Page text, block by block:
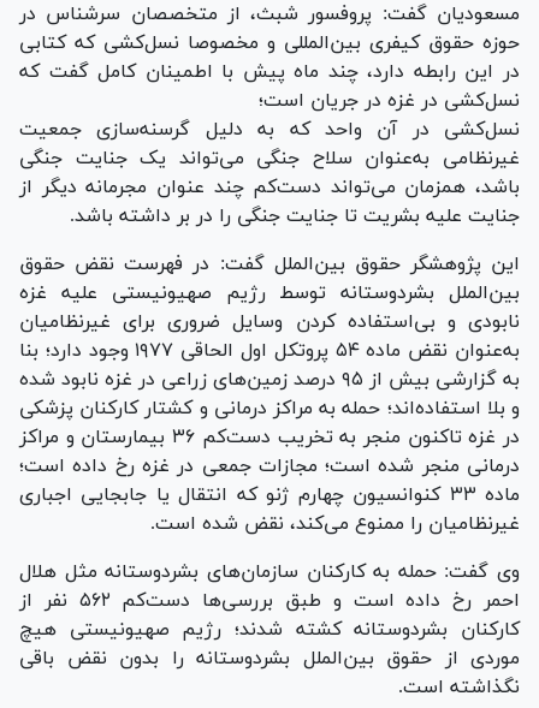
مسعودیان گفت: پروفسور شبث، از متخصصان سرشناس در
حوزه حقوق کیفری بین‌المللی و مخصوصا نسل‌کشی که کتابی
در این رابطه دارد، چند ماه پیش با اطمینان کامل گفت که
نسل‌کشی در غزه در جریان است؛
نسل‌کشی در آن واحد که به دلیل گرسنه‌سازی جمعیت
غیرنظامی به‌عنوان سلاح جنگی می‌تواند یک جنایت جنگی
باشد، همزمان می‌تواند دست‌کم چند عنوان مجرمانه دیگر از
جنایت علیه بشریت تا جنایت جنگی را در بر داشته باشد.
این پژوهشگر حقوق بین‌الملل گفت: در فهرست نقض حقوق
بین‌الملل بشردوستانه توسط رژیم صهیونیستی علیه غزه
نابودی و بی‌استفاده کردن وسایل ضروری برای غیرنظامیان
به‌عنوان نقض ماده ۵۴ پروتکل اول الحاقی ۱۹۷۷ وجود دارد؛ بنا
به گزارشی بیش از ۹۵ درصد زمین‌های زراعی در غزه نابود شده
و بلا استفاده‌اند؛ حمله به مراکز درمانی و کشتار کارکنان پزشکی
در غزه تاکنون منجر به تخریب دست‌کم ۳۶ بیمارستان و مراکز
درمانی منجر شده است؛ مجازات جمعی در غزه رخ داده است؛
ماده ۳۳ کنوانسیون چهارم ژنو که انتقال یا جابجایی اجباری
غیرنظامیان را ممنوع می‌کند، نقض شده است.
وی گفت: حمله به کارکنان سازمان‌های بشردوستانه مثل هلال
احمر رخ داده است و طبق بررسی‌ها دست‌کم ۵۶۲ نفر از
کارکنان بشردوستانه کشته شدند؛ رژیم صهیونیستی هیچ
موردی از حقوق بین‌الملل بشردوستانه را بدون نقض باقی
نگذاشته است.